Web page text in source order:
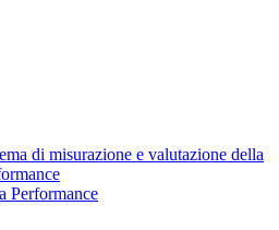
di misurazione e valutazione della
Performance